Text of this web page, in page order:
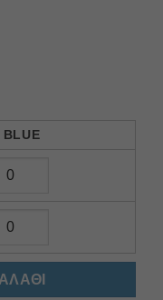
BLUE